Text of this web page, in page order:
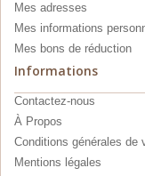
Mes adresses
Mes informations
Mes bons de réduction
Informations
Contactez-nous
À Propos
Conditions générales de
Mentions légales